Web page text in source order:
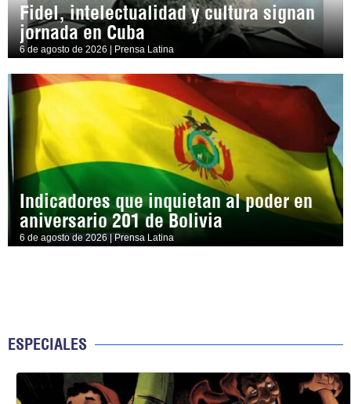
Fidel, intelectualidad y cultura signan
jornada en Cuba
6 de agosto de 2026 | Prensa Latina
Indicadores que inquietan al poder en
aniversario 201 de Bolivia
6 de agosto de 2026 | Prensa Latina
ESPECIALES